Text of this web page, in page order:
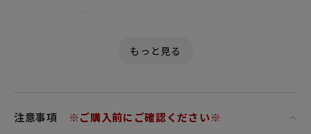
だけでなく
注意事項 ※ご購入前にご確認ください※